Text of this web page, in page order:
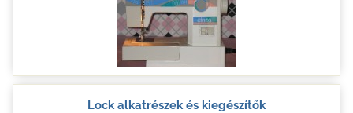
Lock alkatrészek és kiegészítők